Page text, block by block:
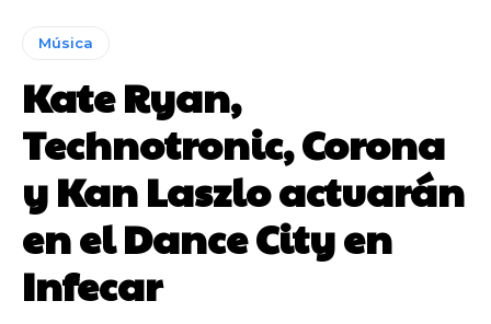
Música
Kate Ryan,
Technotronic, Corona
y Kan Laszlo actuarán
en el Dance City en
Infecar